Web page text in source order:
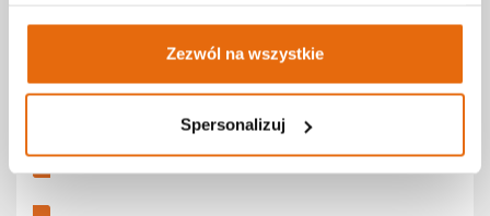
Zezwól na wszystkie
Spersonalizuj
Karta podarunkowa
Prywatny gabinet okulistyczny
Profilaktyka zdrowotna